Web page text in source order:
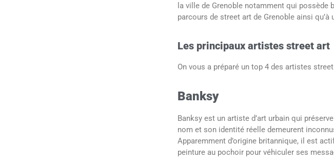
la ville de Grenoble notamment qui possède
parcours de street art de Grenoble ainsi qu’à
Les principaux artistes street art
On vous a préparé un top 4 des artistes
Banksy
Banksy est un artiste d’art urbain qui
nom et son identité réelle demeurent
Apparemment d’origine britannique, il est
peinture au pochoir pour véhiculer ses